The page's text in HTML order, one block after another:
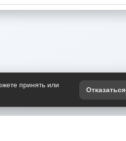
принять или
Отказаться